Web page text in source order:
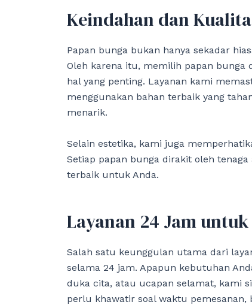
Keindahan dan
Papan bunga bukan hanya sekadar
Oleh karena itu, memilih papan bunga
hal yang penting. Layanan kami
menggunakan bahan terbaik yang
menarik.
Selain estetika, kami juga
Setiap papan bunga dirakit oleh
terbaik untuk Anda.
Layanan 24 Jam
Salah satu keunggulan utama dari
selama 24 jam. Apapun kebutuhan
duka cita, atau ucapan selamat, kami
perlu khawatir soal waktu pemesanan,